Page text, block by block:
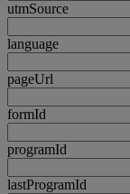
utmSource
language
pageUrl
formId
programId
lastProgramId